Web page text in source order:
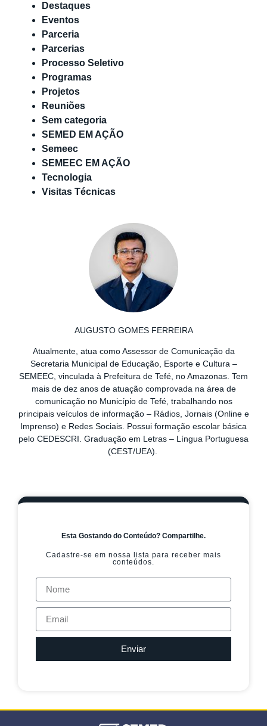
Destaques
Eventos
Parceria
Parcerias
Processo Seletivo
Programas
Projetos
Reuniões
Sem categoria
SEMED EM AÇÃO
Semeec
SEMEEC EM AÇÃO
Tecnologia
Visitas Técnicas
AUGUSTO GOMES FERREIRA
Atualmente, atua como Assessor de Comunicação da
Secretaria Municipal de Educação, Esporte e Cultura –
SEMEEC, vinculada à Prefeitura de Tefé, no Amazonas. Tem
mais de dez anos de atuação comprovada na área de
comunicação no Município de Tefé, trabalhando nos
principais veículos de informação – Rádios, Jornais (Online e
Imprenso) e Redes Sociais. Possui formação escolar básica
pelo CEDESCRI. Graduação em Letras – Língua Portuguesa
(CEST/UEA).
Esta Gostando do Conteúdo? Compartilhe.
Cadastre-se em nossa lista para receber mais
conteúdos.
Enviar